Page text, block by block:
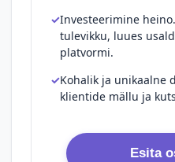
Investeerimine
tulevikku, luues
platvormi.
Kohalik ja unikaalne
klientide mällu ja
Esita